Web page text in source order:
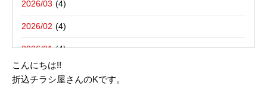
2026/03
2026/02
2026/01
2025/12
珍しい色｜新聞折込広告の折込チラシ屋さん
こんにちは!!
折込チラシ屋さんのKです。